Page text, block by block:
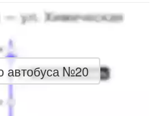
автобуса №20